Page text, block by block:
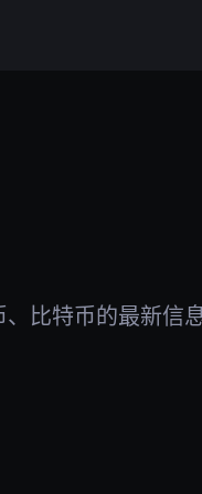
比特币的最新信